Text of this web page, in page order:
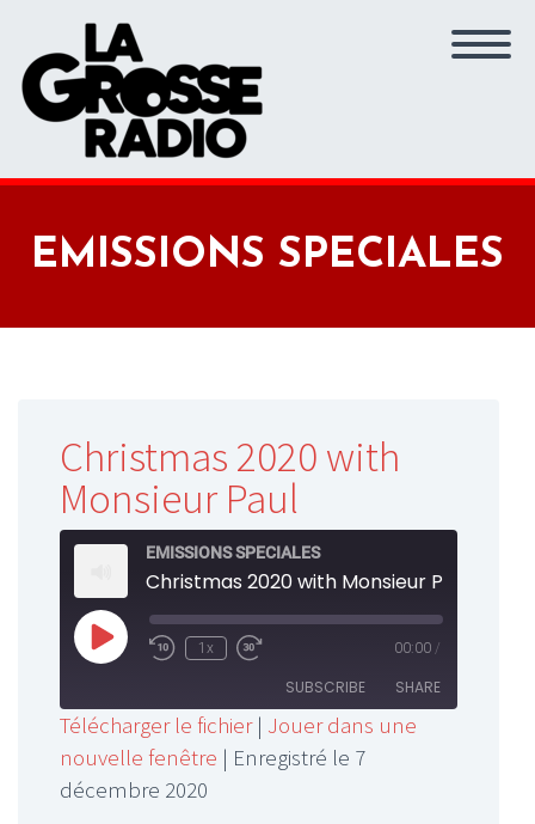
EMISSIONS SPECIALES
Christmas 2020 with
Monsieur Paul
EMISSIONS SPECIALES
Christmas 2020 with Monsieur Paul
Play
EpisodeRewind
Seconds
1x
Fast
Forward
30
seconds
00:00 /
SUBSCRIBE SHARE
RSS FEED
SHARE
Télécharger le fichier| Jouer dans une
nouvelle fenêtre | Enregistré le 7
décembre 2020